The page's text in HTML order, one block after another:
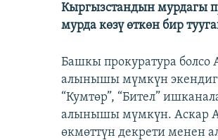
Кыргызстандын мурдагы
мурда көзү өткөн бир
Башкы прокуратура
алынышы мүмкүн
“Кумтөр”, “Бител”
алынышы мүмкүн. Аскар
өкмөттүн декрети менен